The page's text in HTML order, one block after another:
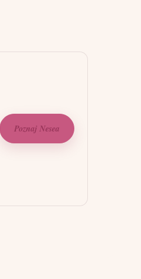
Poznaj Nesea